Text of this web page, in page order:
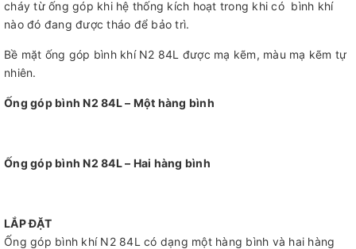
cháy từ ống góp khi hệ thống kích hoạt trong khi có bình khí
nào đó đang được tháo để bảo trì.
Bề mặt ống góp bình khí N2 84L được mạ kẽm, màu mạ kẽm tự
nhiên.
Ống góp bình N2 84L – Một hàng bình
Ống góp bình N2 84L – Hai hàng bình
LẮP ĐẶT
Ống góp bình khí N2 84L có dạng một hàng bình và hai hàng